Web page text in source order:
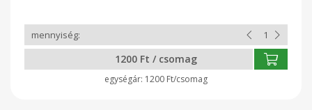
1200 Ft / csomag
1200 Ft/csomag